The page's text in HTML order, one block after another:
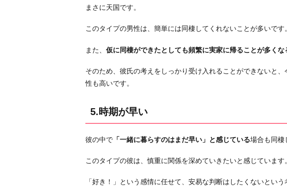
まさに天国です。
このタイプの男性は、簡単には同棲してくれないことが多いです。
また、 仮に同棲ができたとしても頻繁に実家に帰ることが多くな
そのため、彼氏の考えをしっかり受け入れることができないと
性も高いです。
5.時期が早い
彼の中で 「一緒に暮らすのはまだ早い」と感じている場合も同棲
このタイプの彼は、慎重に関係を深めていきたいと感じています。
「好き！」という感情に任せて、安易な判断はしたくないという